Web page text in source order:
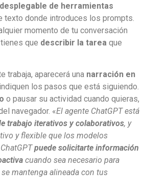
de herramientas
texto donde introduces los prompts.
momento de tu conversación
que describir la tarea que
trabaja, aparecerá una narración en
los pasos que está siguiendo.
o pausar su actividad cuando quieras,
navegador. «El agente ChatGPT está
trabajo iterativos y colaborativos, y
y flexible que los modelos
puede solicitarte información
cuando sea necesario para
mantenga alineada con tus